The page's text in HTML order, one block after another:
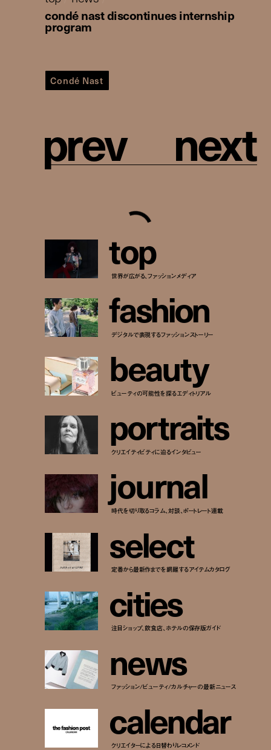
condé nast discontinues internship
program
Condé Nast
prev next
top
世界が広がる、ファッションメディア
fashion
デジタルで表現するファッションストーリー
beauty
ビューティの可能性を探るエディトリアル
portraits
クリエイティビティに迫るインタビュー
journal
時代を切り取るコラム、対談、ポートレート連載
select
定番から最新作までを網羅するアイテムカタログ
cities
注目ショップ、飲食店、ホテルの保存版ガイド
news
ファッション/ビューティ/カルチャーの最新ニュース
calendar
クリエイターによる日替わりレコメンド